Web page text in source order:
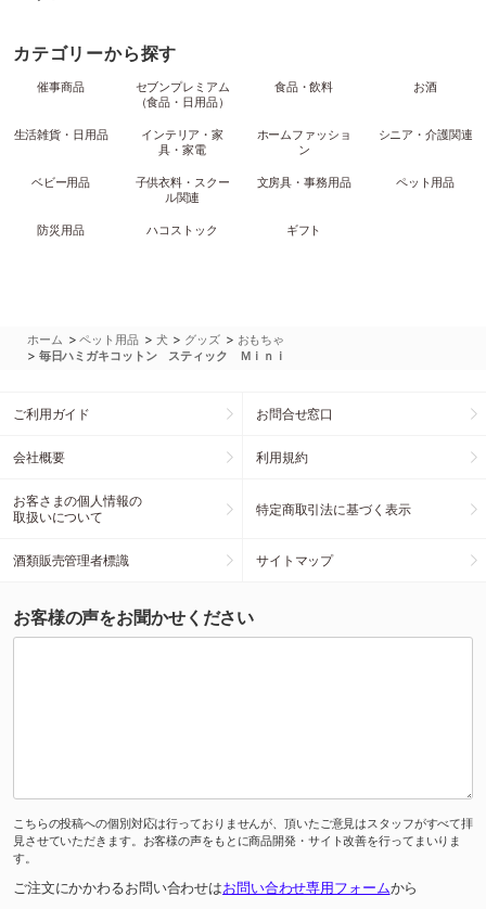
カテゴリーから探す
催事商品
セブンプレミアム
（食品・日用品）
食品・飲料 お酒
生活雑貨・日用品
インテリア・家
具・家電
ホームファッショ
ン
シニア・介護関連
ベビー用品
子供衣料・スクー
ル関連
文房具・事務用品 ペット用品
防災用品 ハコストック ギフト
ホーム >ペット用品 > 犬 > グッズ > おもちゃ
> 毎日ハミガキコットン スティック Ｍｉｎｉ
ご利用ガイド お問合せ窓口
会社概要 利用規約
お客さまの個人情報の
取扱いについて
特定商取引法に基づく表示
酒類販売管理者標識 サイトマップ
お客様の声をお聞かせください
こちらの投稿への個別対応は行っておりませんが、頂いたご意見はスタッフがすべて拝
見させていただきます。お客様の声をもとに商品開発・サイト改善を行ってまいりま
す。
ご注文にかかわるお問い合わせはお問い合わせ専用フォームから